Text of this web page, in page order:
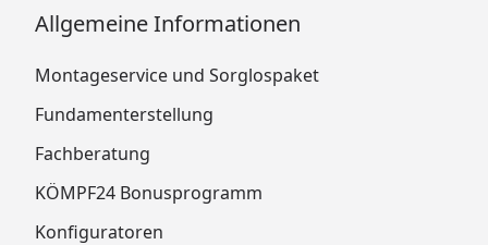
Allgemeine Informationen
Montageservice und Sorglospaket
Fundamenterstellung
Fachberatung
KÖMPF24 Bonusprogramm
Konfiguratoren